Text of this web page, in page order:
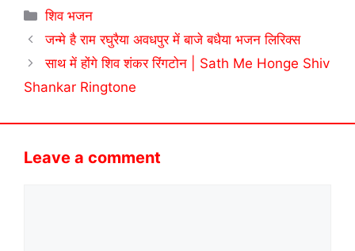
Categories
शिव भजन
जन्मे है राम रघुरैया अवधपुर में बाजे बधैया भजन लिरिक्स
साथ में होंगे शिव शंकर रिंगटोन | Sath Me Honge Shiv
Shankar Ringtone
Leave a comment